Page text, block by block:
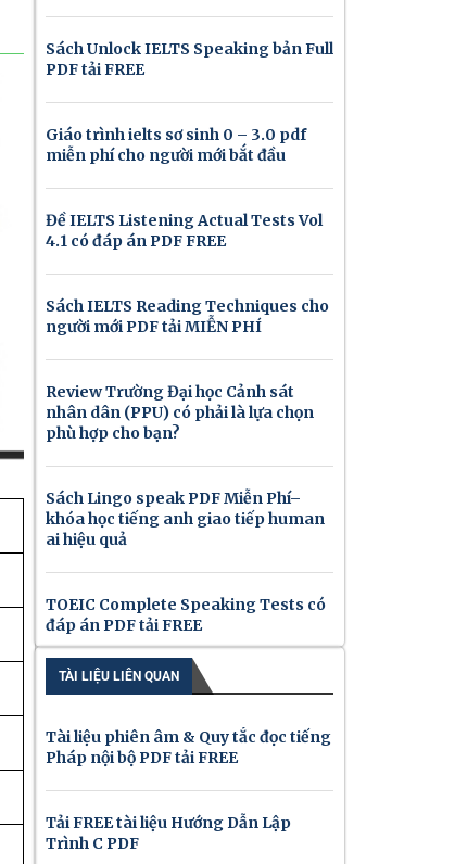
Sách Unlock IELTS Speaking bản Full
PDF tải FREE
Giáo trình ielts sơ sinh 0 – 3.0 pdf
miễn phí cho người mới bắt đầu
Đề IELTS Listening Actual Tests Vol
4.1 có đáp án PDF FREE
Sách IELTS Reading Techniques cho
người mới PDF tải MIỄN PHÍ
Review Trường Đại học Cảnh sát
nhân dân (PPU) có phải là lựa chọn
phù hợp cho bạn?
Sách Lingo speak PDF Miễn Phí–
khóa học tiếng anh giao tiếp human
ai hiệu quả
TOEIC Complete Speaking Tests có
đáp án PDF tải FREE
TÀI LIỆU LIÊN QUAN
Tài liệu phiên âm & Quy tắc đọc tiếng
Pháp nội bộ PDF tải FREE
Tải FREE tài liệu Hướng Dẫn Lập
Trình C PDF